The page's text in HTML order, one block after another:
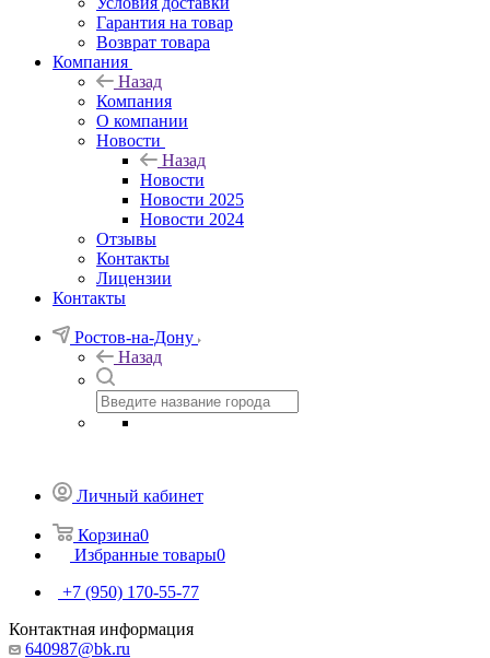
Гарантия на товар
Возврат товара
Компания
Назад
Компания
О компании
Новости
Назад
Новости
Новости 2025
Новости 2024
Отзывы
Контакты
Лицензии
Контакты
Ростов-на-Дону
Назад
Личный кабинет
Корзина0
Избранные товары0
+7 (950) 170-55-77
Контактная информация
640987@bk.ru